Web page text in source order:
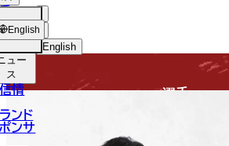
English
ョッ
プ
ュー
ス
情
ンド
ンサ
English
選手